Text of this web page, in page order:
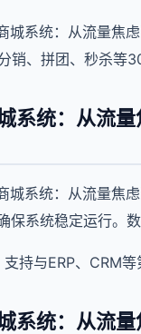
城系统：从流量焦
销、拼团、秒杀等
系统：从流
城系统：从流量焦
保系统稳定运行。
持与ERP、CRM
系统：从流